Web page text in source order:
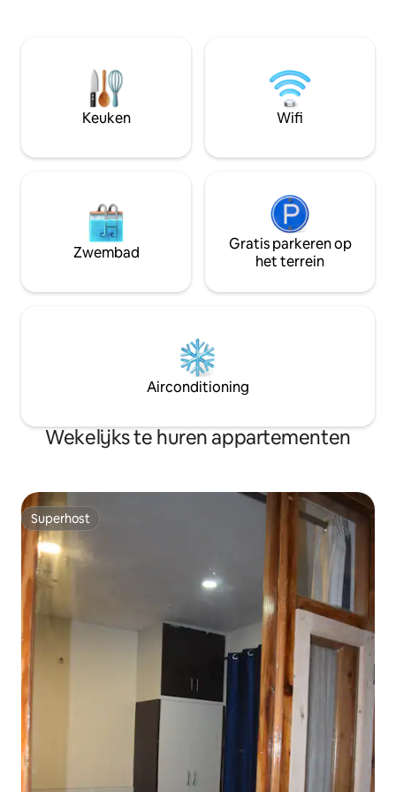
verblijf te helpen en kan op verzoek
lichte snacks en eenvoudige maaltijden
bereiden, waaronder: Thee & Koffie
Koude koffie Maggi etc.
hier dus rekening
reserveert) ★ De accommodatie heeft
een gazon en
zitten, een
Keuken Wifi
Zwembad
Gratis parkeren op
het terrein
Airconditioning
Wekelijks te huren appartementen
Superhost
Superhost